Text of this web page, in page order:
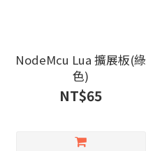
NodeMcu Lua 擴展板(綠
色)
NT$65